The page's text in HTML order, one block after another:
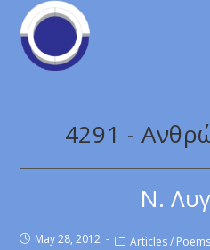
4291 -
Ν.
May 28, 2012 Articles / Poems